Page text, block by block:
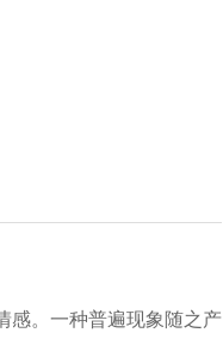
感。一种普遍现象随之产